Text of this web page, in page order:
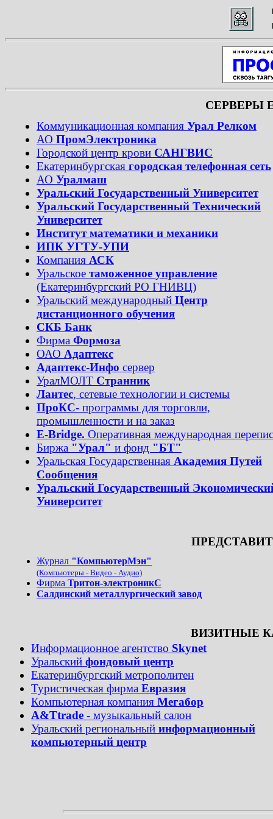
СЕРВЕРЫ
Коммуникационная компания Урал Релком
АО ПромЭлектроника
Городской центр крови САНГВИС
Екатеринбургская городская телефонная сеть
АО Уралмаш
Уральский Государственный Университет
Уральский Государственный Технический
Университет
Институт математики и механики
ИПК УГТУ-УПИ
Компания АСК
Уральское таможенное управление
(Екатеринбургский РО ГНИВЦ)
Уральский международный Центр
дистанционного обучения
СКБ Банк
Фирма Формоза
ОАО Адаптекс
Адаптекс-Инфо сервер
УралМОЛТ Странник
Лантес, сетевые технологии и системы
ПроКС- программы для торговли,
промышленности и на заказ
E-Bridge. Оперативная международная
Биржа "Урал" и фонд "БТ"
Уральская Государственная Академия Путей
Сообщения
Уральский Государственный
Университет
Журнал "КомпьютерМэн"
(Компьютеры - Видео - Аудио)
Фирма Тритон-электроникС
Салдинский металлургический завод
ВИЗИТНЫЕ
Информационное агентство Skynet
Уральский фондовый центр
Екатеринбургский метрополитен
Туристическая фирма Евразия
Компьютерная компания Мегабор
A&Ttrade - музыкальный салон
Уральский региональный информационный
компьютерный центр